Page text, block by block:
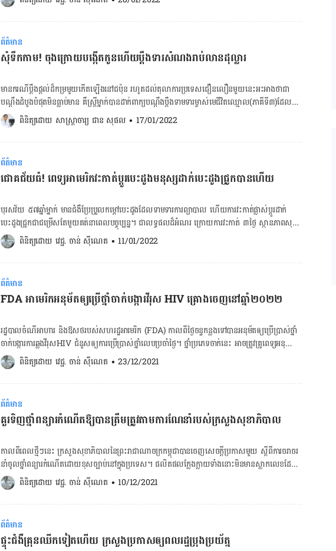
រាង​កាយ​មិន​ទទួល​យក​តម្រង​នោម​ជ្រូក​នេះ​ឬ​អត់​(ផ្សាំ​បរាជ័យ)​ មាន​ឆ្លង​វីរុស​ៗ​ផ្សេង​ៗ​ដែរ​ទេ និង​ក៏​ដូច​ជា​ផល​រំខាន​
និង​មិន​បាន​ដាក់​ចូល​ក្នុង​ខ្លួន​មនុស្ស​ដូច​ពេល​នេះ​ទេ ហើយ​ក៏​ឃើញ​ថា​តម្រង​នោម​បាន​ដំណើរ​ការ​ធម្មតា​ក្នុង​រយៈ
ពេល​ពិសោធន៍​៥៤​ម៉ោង​។​ បើ​តាម​ការ​ពិសោធន៍ តម្រង​នោម​អាច​ចម្រោះ​ជាតិ​ពុល​ពី​ក្នុង​ឈាម​ និង​ផលិត​ទឹក​នោម​
បាន​ដោយ​មិន​មាន​សញ្ញា​ពី​ការ​ផ្សាំ​បរាជ័យ​ឡើង​។ តម្រង​នោម​ជ្រូក​ដែល​យក​មក​ប្រើ​ជំនួស​តម្រង​នោម​មនុស្ស​នេះ​
គឺ​បាន​ពី​ជ្រូក​ដែល​ក្រុម​ហ៊ុន​ចិញ្ចឹម​តាម​បែប​បំប្លែង​ហ្សែន។ ដូច​គ្នា​ដែរ កាល​ពី​ដើម​ខែ​មករា នេះក្រុម​អ្នក​វិទ្យាសាស្រ្ត​ក៏​
បាន​ប្រកាស​ពី​ភាព​ជោគ​ជ័យ​លើ​ការ​ពិសោធន៍​ផ្លាស់​ប្ដូរ​បេះ​ដូង​មនុស្ស ជំនួស​ដោយ​បេះ​ដូង​ជ្រូក​នេះ​ផង​ដែរ​។
អត្ថបទគួរ​អាន៖ ជោគជ័យធំ! ពេទ្យអាមេរិកវះកាត់ប្ដូរបេះដូងមនុស្សដាក់បេះដូងជ្រូកបានហើយ មិនសូវផឹកទឹក
ប្រយ័ត្នកើតក្រួសក្នុងតម្រងនោម […]
ពី​ក្រោយ​បញ្ហា​នេះ? ចម្លើយ​ខ្លី​គឺ អ្នក​ជំងឺ​វ័យ ៣១ឆ្នាំ​ DJ Ferguson មិន​បាន​ចាក់​វ៉ាក់សាំង​ការ​ពារ​ជំងឺ​ឆ្លង​មួយ​
ចំនួន​ដែល​ជា​លក្ខខណ្ឌ​ទាមទារ​ដាច់​ខាត​ពី​ភាគី​មន្ទីរពេទ្យ​ជា​ពិសេស​វ៉ាក់សាំង​ប្រឆាំង​កូវីដ១៩។ ក្រុម​គ្រួសារ​
Ferguson រៀបរាប់​ថា "គាត់​ស្ថិត​នៅ​លេខរៀង​ដែល​ទទួល​បាន​ការ​បរិច្ចាគ​បេះដូង​ពី​វិបសាយ GoGundMe
ព្រោះ​គាត់​មាន​​ជំងឺ​បេះដូង​តំណពូជ សួត​មាន​ដក់​ឈាម​និង​ទឹក ដែល​ទាមទារ​ការ​វះកាត់​ប្ដូរ​បេះដូង តែ​ដោយ​សារ​
គាត់​អត់​ទាន់​បាន​ចាក់​វ៉ាក់សាំង​ការពារ​ជំងឺកូវីដ១៩ មិន​គ្រប់​លក្ខខណ្ឌ​ចែង​របស់​មន្ទីរពេទ្យ ទើប​អត់​មិន​ទទួល​បាន​ការ​
ជំងឺបេះដូងកើតញឹកញាប់ ទាំងលើកូនក្មេង និងមនុស្សចាស់ ដឹងគន្លឹះទាំងនេះ ម៉ាក់ៗអស់បារម្ភកូនក្នុងផ្ទៃមាន
ជំងឺបេះដូងពីកំណើត ស្វែងយល់ពីជំងឺបេះដូងច្រើនទៀត រាល់​ការ​វះកាត់​ប្ដូរ​សរីរាង្គ​ គ្រប់​អ្នក​ជំងឺ​ទាំង​អស់​
ដាច់ខាត​ត្រូវ​ចាក់​វ៉ាក់សាំង​ចាំបាច់​មួយ​ចំនួន​ដូចជា កូវីដ១៩ គ្រុន​ផ្ដាសាយ​នានា និង​រលាក​ថ្លើម​ប្រភេទបេ។ ហេតុ​អ្វី​
ត្រូវ​ចាក់? អ្នក​ជំងឺ​អាច​ស្លាប់​បាន។ វ៉ាក់សាំង​ទាំង​នោះ​ជួយ​បង្កើន​ឱកាស​ខ្ពស់​ក្នុង​ការ​វះកាត់​ដោយ​ជោគជ័យ និង​
(CDC)។ “បើ​អ្នក​ជំងឺ​អត់​បាន​ចាក់​វ៉ាក់សាំង​ប៉ុន្មាន​មុខ​អស់​នេះ​ទេ ខាង​មន្ទីរពេទ្យ​នឹង​លុប​ឈ្មោះ​គាត់​ចេញ​ពី​បញ្ជី​រង់
ចាំ​ទទួល​ការ​បរិច្ចាគ​សរីរាង្គ​ដើម្បី​វះកាត់ ហើយ​ខាង​យើង​ព្យាយាម​គ្រប់បែប​យ៉ាង​ដើម្បី​ផ្ដល់​សរីរាង្គ ដែល​ជា​ចំណែក​
ដ៏​កម្រ​ឲ្យ​ទាន់​ពេលវេលា ដើម្បី​ពង្រីក​ឱកាស​រស់រាន​អ្នក​ជំងឺ​ឲ្យ​កាន់​តែ​ធំ​អស់​ពី​លទ្ធភាព​តាម​ដែល​អាច​ធ្វើ​ទៅ​បាន
ព្រោះ​ CDC តម្រូវ​ដូច្នេះ។" […]
ព័ត៌មាន
សុំទឹកកាម! ចុងក្រោយបង្កើតកូនហើយប្ដឹងទារសំណងរាប់លានដុល្លារ
មាន​ករណី​ប្ដឹងផ្ដល់​ដ៏​កម្រ​មួយ​កើត​ឡើង​នៅ​ជប៉ុន រហូត​ដល់​តុលាការ​ប្រទេស​ជឿនលឿន​មួយ​នេះ​អះអាង​ថា​ជា​
បណ្ដឹង​ដំបូង​បំផុត​មិន​ធ្លាប់មាន គឺ​ស្ត្រី​ម្នាក់​បាន​ដាក់​ពាក្យ​បណ្ដឹង​ប្ដឹង​ទាមទារ​ម្ចាស់​មេជីវិត​ឈ្មោល(ភាគីទី៣)​ដែល​ត្រូវ​
ជា​កូន​របស់​នាង​ជិត ៣លាន​ដុល្លារ​អាមេរិក។ ការ​សម្រេច​ចិត្ត​ដាក់​ពាក្យ​បណ្ដឹង​សឹង​មិន​គួរ​ឲ្យ​ជឿ​នេះ ក្រោយ​នាង​
ផ្ដល់​កំណើត​កូន​ទី២ ​ដោយ​សារ​ទឹកកាម​បុរស​រូប​នោះ​ក្រោយ​រួម​ដំណេក​បាន​១០ដង បែរ​ជា​(កូន) មាន​សតិ​មិន​គ្រប់
ឬ​មាន​បញ្ហា​មិន​ប្រក្រតី​ដូច​ក្មេង​ដទៃ។ ក្រោយ​មក​ក៏​ស៉ើប​ដឹង​ថា​ម្ចាស់​ជំនួយ​មេជីវិត​ឈ្មោល​ដើម្បី​បង្ក​កំណើត​ជា​ជន​
បោសប្រាស់​ កុហក​ពី​​សញ្ជាតិ​ពិត ប្រវត្តិ​គ្រួសារ​និង​ការ​អប់រំ។ មុន​នាង​ព្រម​ទទួល​យក​មេជីវិត​ឈ្មោល ហើយ​បន្ត​
ទៅ​ដេក​ជាមួយ​បុរស​ម្ចាស់​ជំនួយ​នេះ គឺ​ដោយ​សារ​ប្ដី​របស់​នាង​អសមត្ថភាព​ផ្លូវភេទ ឬ​មាន​ជំងឺ​តំណពូជ ក្រោយ​ផ្ដល់​
កំណើត​ដល់​កូន​ដំបូង​រួច ប៉ុន្តែ​អ្នក​ទាំង​២ ចង់​បាន​កូន​ម្នាក់​ទៀត។ បុរស​ជា​ប្ដី​ក៏​ព្រម​ឲ្យ​ប្រពន្ធ​ខ្លួន​ទទួល​យក​ជំនួយ​មេ
បញ្ហា​សុខភាព ឬ​អសមត្ថភាព​មិន​អាច​បង្ក​កំណើត​បាន​ព្រោះ គេ​(ជប៉ុន) មាន​បណ្ដាញ​សង្គម​បរិច្ចាគ​មេជីវិត (ញី/
ឈ្មោល) ដ៏​ល្បី​នៅ​ប្រទេស​នេះ​គឺ SNS។ កម្មវិធីពិនិត្យ​បញ្ហាឆាប់ចេញទឹកកាម​អនឡាញ កម្មវិធីពិនិត្យ​បញ្ហាលិង្គ
មិនឡើងរឹងអនឡាញ គណនាការឡើងទម្ងន់ស្ត្រីអំឡុងពពោះទីនេះ គណនាថ្ងៃសម្រាលកូន នៅត្រង់នេះ ក្នុង​
ពាក្យ​បណ្ដឹង​បាន​រៀបរាប់​ថា មុន​ស៊ី​ជម្រៅ​ដើម​បណ្ដឹង​ជា​ស្ត្រី​ខាង​លើ​អះអាង​ថា ដោយ​ចង់​បាន​កូន​មួយ​ទៀត ទើប​
បញ្ចប់​ការ​សិក្សា​ពី​សាកលវិទ្យាល័យ​ក្យូតូ ហើយ​នៅ​លីវ​មិន​មាន​ប្រពន្ធ ឬ​មិន​មានដៃគូ​ស្នេហា​ឡើយ។ ផ្ទុយ​ទៅ​វិញ
ព័ត៌មាន​ទាំង​នោះ​បែរ​ខុស​ការ​ពិត ព្រោះ​បុរស​នោះ​ជា​ជនជាតិ​ចិន បញ្ចប់​ថ្នាក់​ឧត្តម​នៅ​ប្រទេស​ចិន ហើយ​ថែម​ទាំង​
មាន​គ្រួសារ​ប្រពន្ធ​ថែមទៀត។ ក្រោយ​ព្រមព្រៀង​ទទួល​មេជីវិត​បង្ក​កំណើត​កូនទី២​តាម​បំណងប្រាថ្នា​កាល​ពី​ខែ
មិថុនា ២០១៩ ក្រោយ​រួម​សង្វាស​បាន ១០ដង។ អ្វី​ដែល​ខក​ចិត្ត​បំផុត​របស់​អ្នក​ទាំង​២ គឺ​កូន​ដែល​កើត​មក​ដោយ​មេ
ជីវិត​ បែរ​ជា​មាន​បញ្ហា​សតិ​អារម្មណ៍ ស្មារតី​មិន​ប្រក្រតី​ដូច​ក្មេង​ឯទៀត […]
ពិនិត្យដោយ សាស្រ្តាចារ្យ ជាន សុផល • 17/01/2022
ព័ត៌មាន
ជោគជ័យធំ! ពេទ្យអាមេរិកវះកាត់ប្ដូរបេះដូងមនុស្សដាក់បេះដូងជ្រូកបានហើយ
បុរស​វ័យ ៥៧ឆ្នាំម្នាក់ មាន​ជំងឺ​​ប្រែប្រួល​កម្ដៅ​បេះដូង​ដែលទាមទារ​ការព្យាបាល ហើយ​​ការវះកាត់​ផ្លាស់ប្ដូរ​​ដាក់​
បេះដូង​ជ្រូក​ជា​ជម្រើស​តែ​មួយ​គត់​នាពេល​បច្ចុប្បន្ន។ ជា​លទ្ធផល​ដ៏​អំណរ ក្រោយ​ការ​វះកាត់​ ៣ថ្ងៃ ស្ថានភាព​សុខ
ភាព​បុរស​​អាមេរិក​ខាងលើ​មិនមាន​បញ្ហា ប៉ុន្តែ​ស្ថិត​ក្នុង​ការ​តាមដានក្នុង​កម្រិត​ខ្ពស់​បំផុត ដែលទើបប្រកាស​មុន​នេះ​
ប៉ុន្មានម៉ោង។ ផ្ដល់​បទសម្ភាសន៍​មុន​វះកាត់​បុរស​ចំណាស់ David Bennett ប្រាប់​CNN ថា "នេះ​ជា​ជម្រើស​
ចុងក្រោយ​របស់​ខ្ញុំ ព្រោះ​ខ្ញុំ​មិនទាន់ចង់ស្លាប់ទេ ... អ៊ីចឹង​មាន​តែ​ប្រថុយ​ធ្វើ ឬ​សុខចិត្តដេក​ស្លាប់...”។ ទោះ​ជា​ការ​វះ
កាត់​ទទួល​បាន​ជោគជ័យ​យ៉ាង​ណា​ក៏​ដោយ ក៏​ក្រុមគ្រូពេទ្យ​នៅ​បន្ត​យក​ចិត្ត​ទុកដាក់​តាមដាន​សុខភាព​របស់​ បុរស​
ដំបូង​បង្អស់​លើ​លោក​ក្នុង​ការ​ផ្លាស់ប្ដូរ​អវយវៈ​របស់​ជ្រូក​ច្រើន​សប្ដាហ៍​ទៀត លើ​បញ្ហា "ប្រព័ន្ធភាពស៊ាំ" ឬ​"បញ្ហា​
ដែល​អាច​កើត​មាន​ផ្សេងទៀត" ពីព្រោះ​ថា​ដំណើរការ​នៃ​ការ​វះកាត់​នេះ មិនមែន​ដាក់​បេះដូងជ្រូក​ចូលរាងកាយ​
ស្គាល់ហ្សែន​ក្នុង​​រាងកាយ​មនុស្ស​ដើម្បី​ដំណើរការ​បាន។ រង្វាស់សុខភាព BMR គណនាពីបរិមាណកាឡូរីដែល
ត្រូវញ៉ាំក្នុងមួយថ្ងៃៗ លាយឡំ​នឹង​លទ្ធផល​វិជ្ជមាន យ៉ាងណា​មិញ​លោកសាស្ត្រាចារ្យ​ជីវសាស្ត្រ Art Caplan
ប្រចាំ​សាកលវិទ្យាល័យ​ញីវយ៉ក​បាន​សម្ដែង​ក្ដីសាទរ​ក្នុង​ដំណើរការ​វះកាត់​របស់ Bennett “យើង​មិន​ទាន់​ធានា​ថា
គាត់​មិន​អាច​ស្លាប់​ពី​ការ​វះកាត់​នេះ​នៅឡើយ​ទេ ម្យ៉ាង​សុខភាព​រាងកាយ​របស់​គាត់​អាច​ថា​ម៉ាំមួន​ល្អ​ច្រើន​ខែ​មុន​វះ
អ្នក​ស្រាវជ្រាវ​បាន​ដាក់​ក្ដីសង្ឃឹមខ្ពស់​ក្នុង​ការ​ប្រើប្រាស់​អវៈយវៈ​ជ្រូក​មិន​ថា ក្រលៀន បេះដូង និង​ផ្នែក​ផ្សេង​ទៀត​នា​
ថ្ងៃ​អនាគត ព្រោះ​ការ​បរិច្ចាគ ឬ​គ្រឿង​បន្លាស់​រាងកាយ​មនុស្ស​ទៅ​មនុស្ស​មិន​មែន​ជា​រឿង​បើកចំហ ឬ​ជា​រឿង​ខុស
ច្បាប់(អាច​ជួញដូរ)។ តួលេខ​ពី​រដ្ឋបាលសុខាភិបាល​​អាមេរិក​ផ្នែក​បរិច្ចាគ​អវៈយវៈ​បាន​ចង្អុល​បង្ហាញ​ថា អ្នក​ជំងឺ​
ហោចណាស់ ១៧នាក់​ស្លាប់​រាល់​ថ្ងៃ ពី​ក្នុង​ចំណោម​បណ្ដា​អ្នក​ជំងឺ​១០៦ ៦៥៧នាក់ ​ដែល​ដេក​រង់ចាំ​អវៈយវៈ​ផ្លាស់
ប្ដូរ​ពី​ការ​បរិច្ចាគ។ ចាំមើល៍​ថា​តើ​ស្ថានភាព​សុខភាព​របស់​ […]
ពិនិត្យដោយ វេជ្ជ. ចាន់ ស៊ីណេត • 11/01/2022
ព័ត៌មាន
FDA អាមេរិកអនុម័តឲ្យ​ប្រើថ្នាំចាក់បង្ការវីរុស HIV គ្រោងចេញនៅ​ឆ្នាំ២០២២
រដ្ឋបាល​ចំណី​អាហារ និង​ឱសថ​របស់​សហរដ្ឋអាមេរិក​ (FDA) កាលពី​ថ្ងៃ​ចន្ទ​កន្លង​ទៅ​បាន​អនុម័ត​ឲ្យ​ប្រើ​ប្រាស់​ថ្នាំ​
ចាក់​បង្ការ​ការ​ឆ្លង​វីរុស​HIV ជំនួស​ឲ្យ​ការ​ប្រើ​ប្រាស់​ថ្នាំ​លេប​ប្រចាំ​ថ្ងៃ​។ ​ថ្នាំ​ប្រភេទចាក់​នេះ ​អាច​ត្រូវ​​គ្រូពេទ្យ​អនុញ្ញាត​
ឲ្យ​ចាក់​បាន​សម្រាប់​តែ​អ្នក​តេស្ដ​អវិជ្ជមាន​វីរុស​HIV ប៉ុណ្ណោះ​។ FDA អាមេរិក​សង្ឃឹម​ថា​ការ​ចេញ​ឲ្យ​ប្រើ​ប្រាស់​ថ្នាំ​
ចាក់​នេះ​នឹង​កាត់បន្ថយ​ការ​ឆ្លង​វីរុស ​HIV នៅ​សហរដ្ឋអាមេរិក។ ថ្នាំ​ចាក់​នេះ បើ​តាម​FDA ​ត្រូវ​ចាក់​ដំបូង​ចំនួន​ពីរ​
ដូស ដោយ​រំលង​ពេល​មួយ​ខែ​ពី​គ្នា និង​ក្រោយៗ​មក​ទៀត​ត្រូវ​ចាក់​​រាល់​ពីរ​ខែ​ម្ដង​។ ដោយ​កាល​កន្លង​មក​អ្នក​ប្រឈម​
ហានិភ័យ​ខ្ពស់​ក្នុង​ការ​ឆ្លង​វីរុស​HIV បាន​ប្រើ​ប្រាស់​ថ្នាំ​លេប​ប្រចាំ​ថ្ងៃ ដែល​ការ​ប្រើ​ប្រាស់​ថ្នាំ​លេប​នេះ មន្ត្រី​
សុខាភិបាល​ថា​ជា​ការ​ពិបាក​មួយ​។ ថ្នាំ​ចាក់​នេះ​អាច​នឹង​ត្រូវ​ចេញ​ឲ្យ​ប្រើ​ប្រាស់​នៅ​ដើម​ឆ្នាំ២០២២ និង​តម្លៃ​វិញ​
ប្រហែល​ ៣ ៧០០​ដុល្លារ​ក្នុង​មួយ​ដូស​​។ ចំពោះ​ប្រសិទ្ធ​ភាព​វិញ​អាច​មាន​ចន្លោះ​ពី​ ៦៩​ភាគរយ ទៅ​ដល់​ជាង​ ៩០​
។ ថ្នាំ​ចាក់​នេះ​​អាច​មាន​ផល​រំខាន​មួយ​ចំនួន​ដូច​ជា​ឈឺ​ក្បាល ឈឺ​សាច់ដុំ​តិច​តួច​ អស់​កម្លាំង ឈឺ​ខ្នង និង​ឡើង​
រមាស់​ជាដើម​។
ពិនិត្យដោយ វេជ្ជ. ចាន់ ស៊ីណេត • 23/12/2021
ព័ត៌មាន
គួរទិញថ្នាំពន្យារកំណើតឱ្យបានត្រឹមត្រូវតាមការណែនាំរបស់ក្រសួងសុខាភិបាល
កាល​ពី​ពេល​ថ្មីៗ​នេះ​ ក្រសួងសុខាភិបាល​​នៃ​ព្រះរាជាណាចក្រ​កម្ពុជា​បាន​ចេញ​សេច​ក្តី​ប្រកាស​មួយ ស្តី​ពី​ការ​ចរាចរ​
នាំចូល​ថ្នាំពន្យារ​កំណើត​ដោយ​ខុស​ច្បាប់​នៅ​ក្នុង​ប្រទេស​។ ផលិត​ផល​ក្លែង​ក្លាយ​ទាំង​នោះ​មិន​មាន​ស្លាក​លេខ​ដែល​
បង្ហាញ​ពី​លេខ​ចុះ​បញ្ជី​ជា​មួយ​ក្រសួង​សុខាភិបាល​នៃ​ព្រះរាជាណាចក្រ​កម្ពុជា​នោះ​ទេ​។ ផលិតផល​ក្លែងក្លាយ​នោះ​គឺ​
ស្រដៀង​ទៅ​នឹង​ផលិតផល​ពិត​ប្រាកដ​ដែល​ត្រូវ​បាន​ចែក​ចាយ​ដោយ​ក្រុមហ៊ុន​ស្រប​ច្បាប់​មួយ​នៅ​​កម្ពុជា​ ប៉ុន្តែ​នៅ​តែ​
មាន​ភាព​ខុស​គ្នា​ខ្លះៗ​ដែល​អ្នក​ទិញ​​អាច​រក​មើល​បាន​។ ដើម្បី​ជៀស​វាង​ការ​ទិញ​ ឬ​ប្រើប្រាស់​ផលិតផល​ពន្យារ
កំណើត​ក្លែងក្លាយ​បងប្អូន​ទាំងអស់​គ្នា​គួរ​អនុវត្ត​តាម​ជំហាន​មួយ​ចំនួន​ដូច​ខាង​ក្រោម​។ ទីមួយ ​ផលិត​ផល​ដែល​បាន​
ចុះ​បញ្ជី​ស្រប​ច្បាប់​ និង​មាន​ស្លាក​សញ្ញា​សម្គាល់​ចែក​ចាយ ​និង​លេខ​ចុះ​លេខ​បញ្ជិកា​នៅ​លើ​ប្រអប់​។ វិធី​មួយ​ទៀត​
ដើម្បី​កំណត់​សម្គាល់​គឺ​ផលិតផល​ពិត​ប្រាកដ​មាន​ភ្ជាប់​បរិយាយប័ណ្ណ​ឱសថ​ដែល​សរសេរ​ជា​ភាសា​ខ្មែរ​ និង​អង់គ្លេស​
ពិនិត្យដោយ វេជ្ជ. ចាន់ ស៊ីណេត • 10/12/2021
ព័ត៌មាន
ផ្ទុះជំងឺគ្រុនឈីកទៀតហើយ ក្រសួងប្រកាសឲ្យពលរដ្ឋប្រុងប្រយ័ត្ន